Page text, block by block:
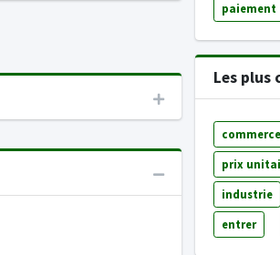
paiement
Les plus
commerce
prix
industrie
entrer